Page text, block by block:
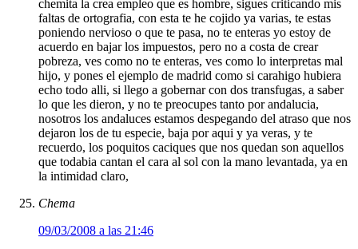
chemita la crea empleo que es hombre, sigues criticando mis
faltas de ortografia, con esta te he cojido ya varias, te estas
poniendo nervioso o que te pasa, no te enteras yo estoy de
acuerdo en bajar los impuestos, pero no a costa de crear
pobreza, ves como no te enteras, ves como lo interpretas mal
hijo, y pones el ejemplo de madrid como si carahigo hubiera
echo todo alli, si llego a gobernar con dos transfugas, a saber
lo que les dieron, y no te preocupes tanto por andalucia,
nosotros los andaluces estamos despegando del atraso que nos
dejaron los de tu especie, baja por aqui y ya veras, y te
recuerdo, los poquitos caciques que nos quedan son aquellos
que todabia cantan el cara al sol con la mano levantada, ya en
la intimidad claro,
Chema
09/03/2008 a las 21:46